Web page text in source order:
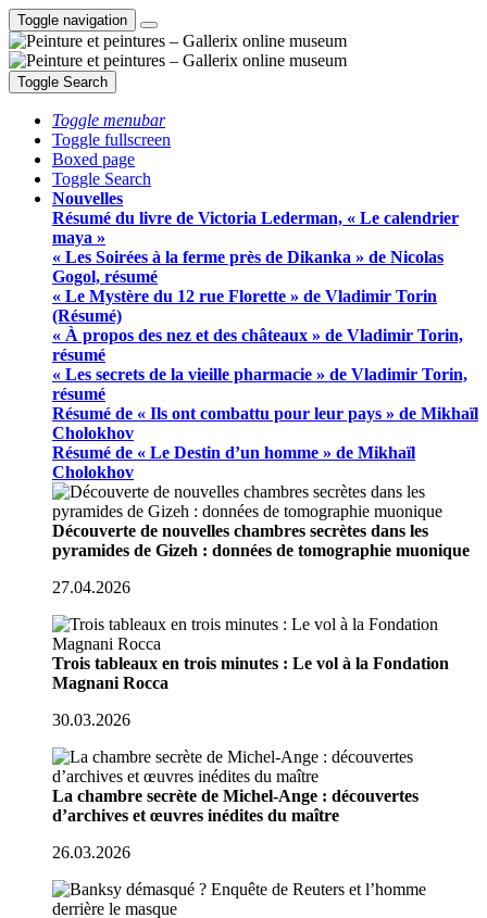
Toggle navigation
Toggle Search
Toggle menubar
Toggle fullscreen
Boxed page
Toggle Search
Nouvelles
Résumé du livre de Victoria Lederman, « Le calendrier
maya »
« Les Soirées à la ferme près de Dikanka » de Nicolas
Gogol, résumé
« Le Mystère du 12 rue Florette » de Vladimir Torin
(Résumé)
« À propos des nez et des châteaux » de Vladimir Torin,
résumé
« Les secrets de la vieille pharmacie » de Vladimir Torin,
résumé
Résumé de « Ils ont combattu pour leur pays » de Mikhaïl
Cholokhov
Résumé de « Le Destin d’un homme » de Mikhaïl
Cholokhov
Découverte de nouvelles chambres secrètes dans les
pyramides de Gizeh : données de tomographie muonique
27.04.2026
Trois tableaux en trois minutes : Le vol à la Fondation
Magnani Rocca
30.03.2026
La chambre secrète de Michel-Ange : découvertes
d’archives et œuvres inédites du maître
26.03.2026